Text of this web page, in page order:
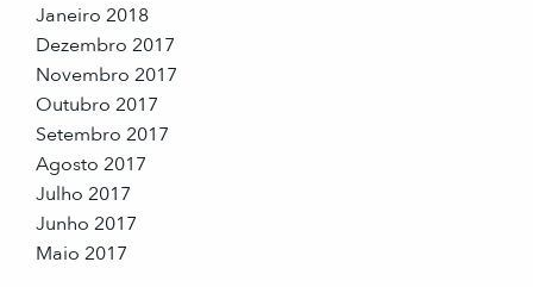
Janeiro 2018
Dezembro 2017
Novembro 2017
Outubro 2017
Setembro 2017
Agosto 2017
Julho 2017
Junho 2017
Maio 2017